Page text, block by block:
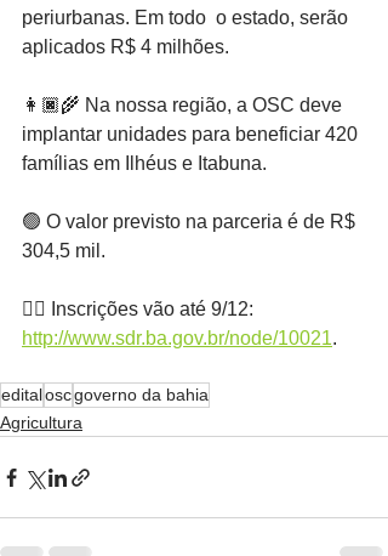
periurbanas. Em todo  o estado, serão
aplicados R$ 4 milhões.
👩🏿‍🌾 Na nossa região, a OSC deve
implantar unidades para beneficiar 420
famílias em Ilhéus e Itabuna.
🟢 O valor previsto na parceria é de R$
304,5 mil.
✍🏿 Inscrições vão até 9/12:
http://www.sdr.ba.gov.br/node/10021.
editaloscgoverno da bahia
Agricultura